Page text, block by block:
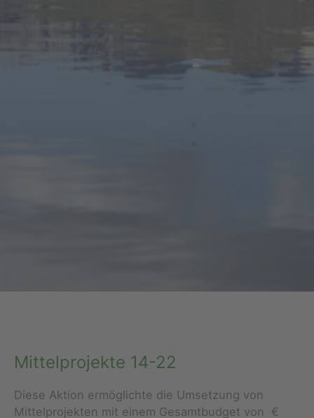
Mittelprojekte 14-22
Diese Aktion ermöglichte die Umsetzung von
Mittelprojekten mit einem Gesamtbudget von €